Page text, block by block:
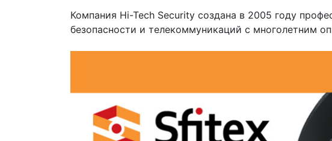
Компания Hi-Tech Security создана в 2005 году
безопасности и телекоммуникаций с многолетним